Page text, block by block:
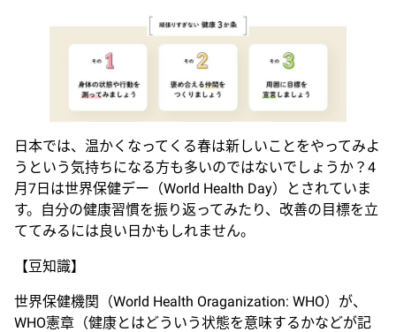
日本では、温かくなってくる春は新しいことをやってみよ
うという気持ちになる方も多いのではないでしょうか？4
月7日は世界保健デー（World Health Day）とされていま
す。自分の健康習慣を振り返ってみたり、改善の目標を立
ててみるには良い日かもしれません。
【豆知識】
世界保健機関（World Health Oraganization: WHO）が、
WHO憲章（健康とはどういう状態を意味するかなどが記